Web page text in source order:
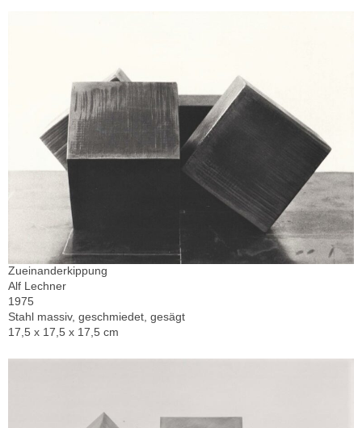
Zueinanderkippung
Alf Lechner
1975
Stahl massiv, geschmiedet, gesägt
17,5 x 17,5 x 17,5 cm